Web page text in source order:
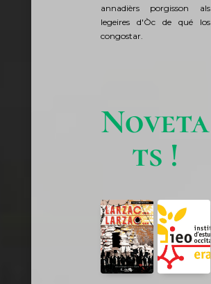
annadièrs porgisson als
legeires d'Òc de qué los
congostar.
Noveta
ts !